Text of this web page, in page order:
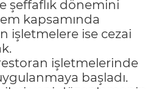
şeffaflık dönemini
kapsamında
işletmelere ise cezai
işletmelerinde
başladı.